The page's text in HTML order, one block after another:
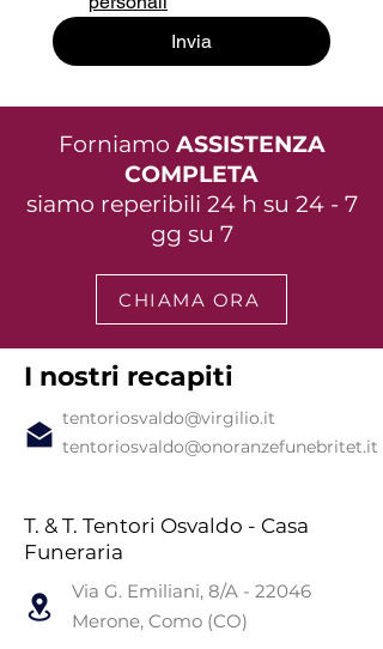
Invia
Forniamo ASSISTENZA
COMPLETA
siamo reperibili 24 h su 24 - 7
gg su 7
CHIAMA ORA
I nostri recapiti
tentoriosvaldo@virgilio.it
tentoriosvaldo@onoranzefunebritet.it
T. & T. Tentori Osvaldo - Casa
Funeraria
Via G. Emiliani, 8/A - 22046
Merone, Como (CO)